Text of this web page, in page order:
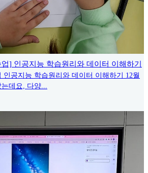
] 인공지능 학습원리와 데이터 이해하기
인공지능 학습원리와 데이터 이해하기 12월
데요, 다양...